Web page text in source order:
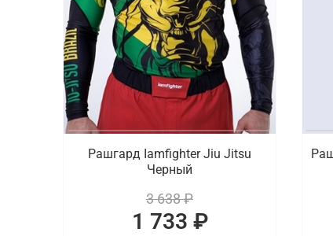
Рашгард Iamfighter Jiu Jitsu
Черный
3 638 ₽
1 733 ₽